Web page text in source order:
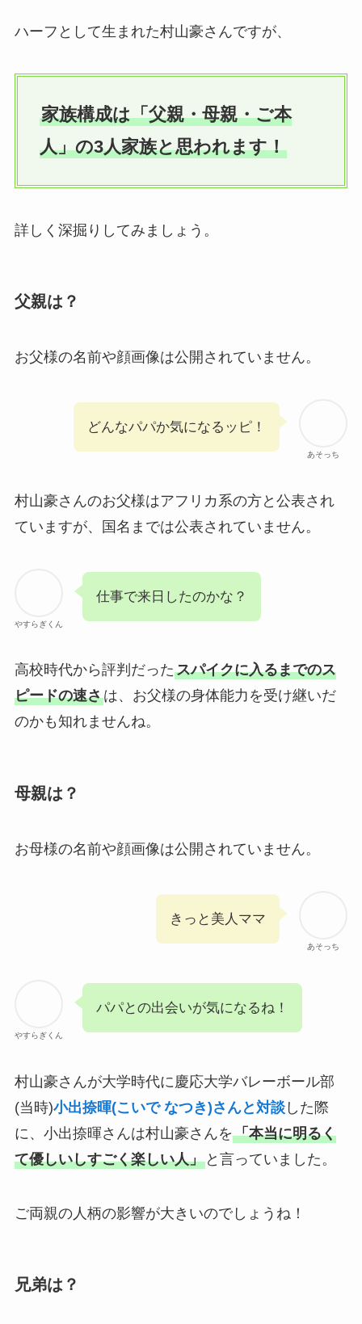
ハーフとして生まれた村山豪さんですが、
家族構成は「父親・母親・ご本
人」の3人家族と思われます！
詳しく深掘りしてみましょう。
父親は？
お父様の名前や顔画像は公開されていません。
あそっち
どんなパパか気になるッピ！
村山豪さんのお父様はアフリカ系の方と公表され
ていますが、国名までは公表されていません。
やすらぎくん
仕事で来日したのかな？
高校時代から評判だったスパイクに入るまでのス
ピードの速さは、お父様の身体能力を受け継いだ
のかも知れませんね。
母親は？
お母様の名前や顔画像は公開されていません。
あそっち
きっと美人ママ
やすらぎくん
パパとの出会いが気になるね！
村山豪さんが大学時代に慶応大学バレーボール部
(当時)小出捺暉(こいで なつき)さんと対談した際
に、小出捺暉さんは村山豪さんを「本当に明るく
て優しいしすごく楽しい人」と言っていました。
ご両親の人柄の影響が大きいのでしょうね！
兄弟は？